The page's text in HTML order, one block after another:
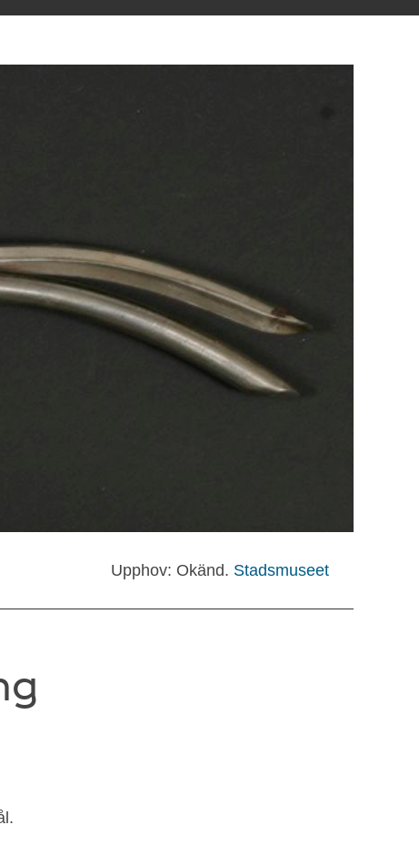
Upphov: Okänd. Stadsmuseet